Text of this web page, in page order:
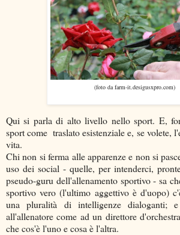
(foto da farm-it.desigusxpro.com)
Qui si parla di alto livello nello sport. E,
sport come traslato esistenziale e, se volete,
vita.
Chi non si ferma alle apparenze e non si
uso dei social - quelle, per intenderci,
pseudo-guru dell'allenamento sportivo - sa
sportivo vero (l'ultimo aggettivo è d'uopo)
una pluralità di intelligenze dialoganti;
all'allenatore come ad un direttore
che cos'è l'uno e cosa è l'altra.